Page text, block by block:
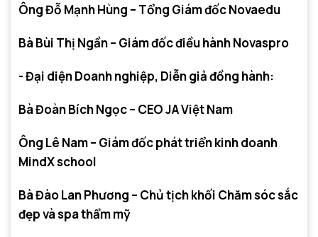
Ông Đỗ Mạnh Hùng – Tổng Giám đốc Novaedu
Bà Bùi Thị Ngần – Giám đốc điều hành Novaspro
- Đại diện Doanh nghiệp, Diễn giả đồng hành:
Bà Đoàn Bích Ngọc – CEO JA Việt Nam
Ông Lê Nam – Giám đốc phát triển kinh doanh
MindX school
Bà Đào Lan Phương – Chủ tịch khối Chăm sóc sắc
đẹp và spa thẩm mỹ